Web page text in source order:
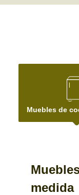
Muebles de
medida